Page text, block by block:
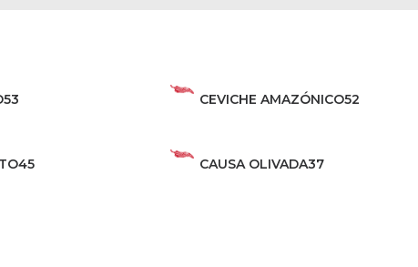
53 CEVICHE AMAZÓNICO52
45 CAUSA OLIVADA37